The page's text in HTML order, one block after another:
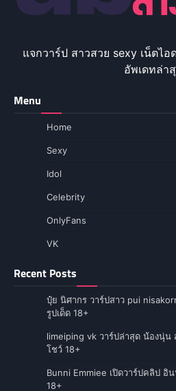
แจกวาร์ป สาวสวย sexy เน็ตไอ
อัพเดทล่า
Menu
Home
Sexy
Idol
Celebrity
OnlyFans
VK
Recent Posts
ปุ๋ย นิศากร วาร์ปสาว pui
รูปเด็ด 18+
limeiping vk วาร์ปล่าสุด น้องนุ่น
โชว์ 18+
Bunni Emmiee เปิดวาร์ปคลิป อิ
18+